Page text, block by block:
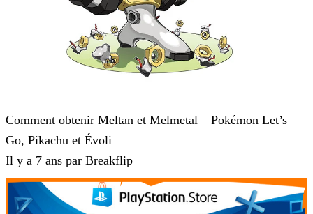
Comment obtenir Meltan et Melmetal – Pokémon Let’s
Go, Pikachu et Évoli
Il y a 7 ans par Breakflip